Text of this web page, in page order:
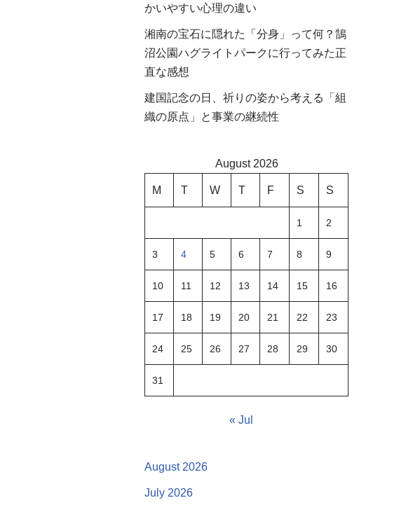
かいやすい心理の違い
湘南の宝石に隠れた「分身」って何？鵠
沼公園ハグライトパークに行ってみた正
直な感想
建国記念の日、祈りの姿から考える「組
織の原点」と事業の継続性
August 2026
M T W T F S S
1 2
3 4 5 6 7 8 9
10 11 12 13 14 15 16
17 18 19 20 21 22 23
24 25 26 27 28 29 30
31
« Jul
August 2026
July 2026